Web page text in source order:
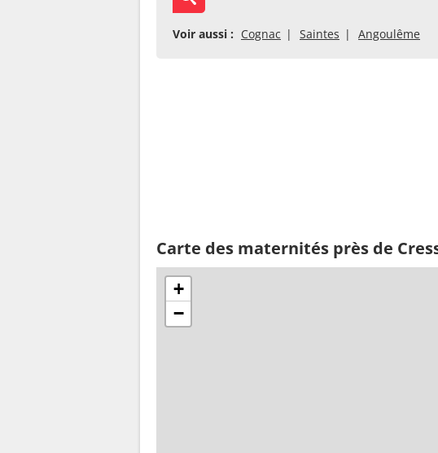
Voir aussi : Cognac Saintes Angoulême
Carte des maternités près de
+
−